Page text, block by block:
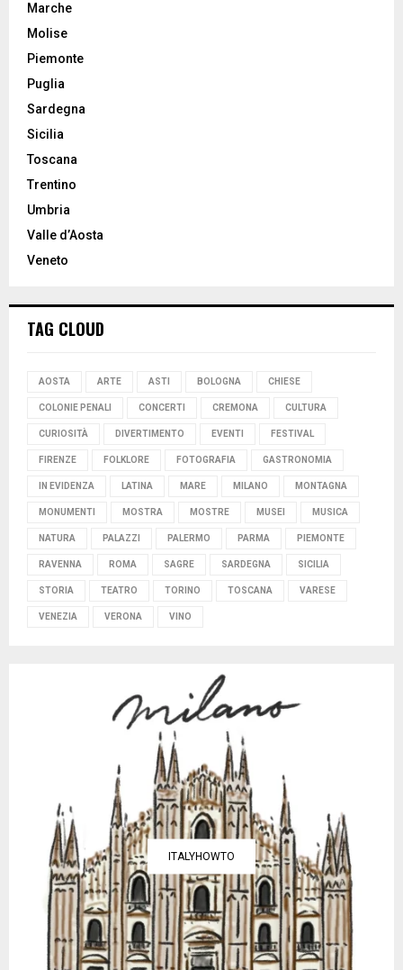
Marche
Molise
Piemonte
Puglia
Sardegna
Sicilia
Toscana
Trentino
Umbria
Valle d’Aosta
Veneto
TAG CLOUD
AOSTA ARTE ASTI BOLOGNA CHIESE
COLONIE PENALI CONCERTI CREMONA CULTURA
CURIOSITÀ DIVERTIMENTO EVENTI FESTIVAL
FIRENZE FOLKLORE FOTOGRAFIA GASTRONOMIA
IN EVIDENZA LATINA MARE MILANO MONTAGNA
MONUMENTI MOSTRA MOSTRE MUSEI MUSICA
NATURA PALAZZI PALERMO PARMA PIEMONTE
RAVENNA ROMA SAGRE SARDEGNA SICILIA
STORIA TEATRO TORINO TOSCANA VARESE
VENEZIA VERONA VINO
ITALYHOWTO